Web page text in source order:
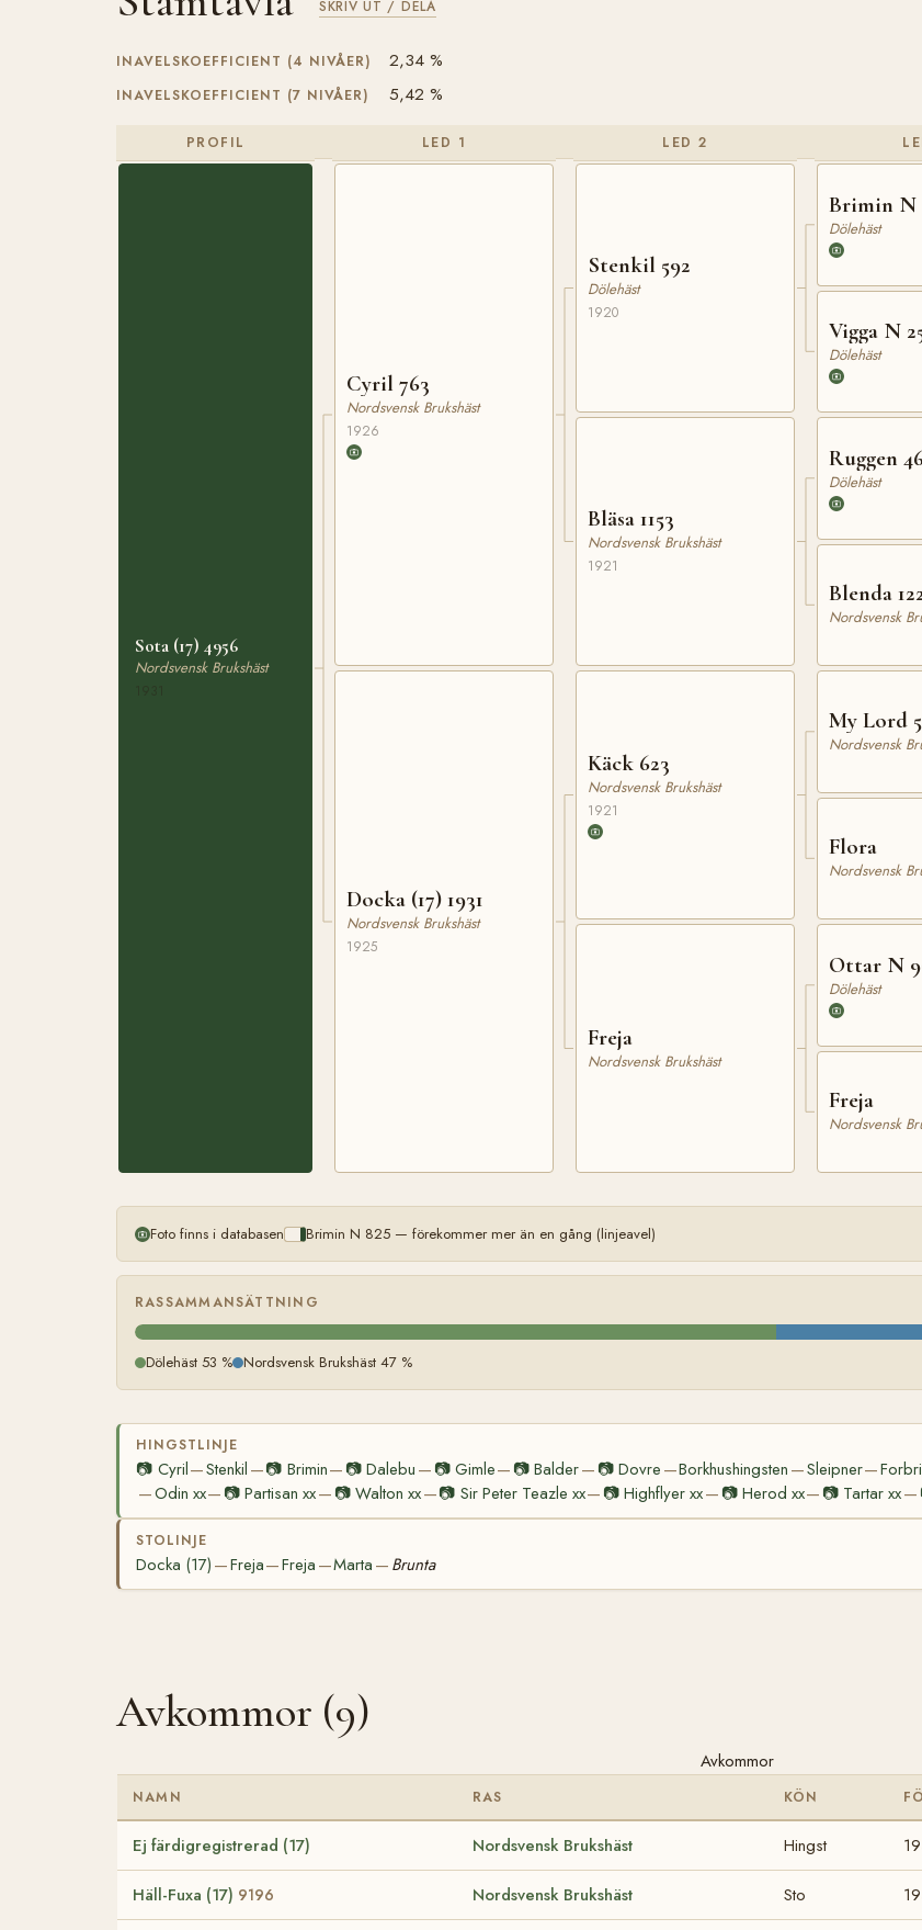
SKRIV UT / DELA
INAVELSKOEFFICIENT (4 NIVÅER) 2,34 %
INAVELSKOEFFICIENT (7 NIVÅER) 5,42 %
PROFIL
Sota (17) 4956
Nordsvensk Brukshäst
LED 1
Cyril 763
Nordsvensk Brukshäst
1926
Docka (17) 1931
Nordsvensk Brukshäst
1925
LED 2
Stenkil 592
Dölehäst
1920
Bläsa 1153
Nordsvensk Brukshäst
1921
Käck 623
Nordsvensk Brukshäst
1921
Freja
Nordsvensk Brukshäst
Brimin N
Dölehäst
Vigga N
Dölehäst
Ruggen
Dölehäst
Blenda
Nordsvensk
My Lord
Nordsvensk
Flora
Nordsvensk
Ottar N
Dölehäst
Freja
Nordsvensk
Foto finns i databasen Brimin N 825 — förekommer mer än en gång (linjeavel)
RASSAMMANSÄTTNING
Dölehäst 53 % Nordsvensk Brukshäst 47 %
HINGSTLINJE
📷 Cyril—Stenkil —📷 Brimin— 📷Dalebu — 📷 Gimle— 📷 Balder— 📷Dovre —Borkhushingsten —Sleipner—
—Odin xx— 📷Partisan xx— 📷Walton xx—📷 Sir Peter Teazle xx— 📷Highflyer xx— 📷 Herod xx— 📷 Tartar xx—
STOLINJE
Docka (17) —Freja—Freja —Marta — Brunta
Avkommor (9)
Avkommor
NAMN RAS KÖN
Ej färdigregistrerad (17) Nordsvensk Brukshäst Hingst
Häll-Fuxa (17) 9196 Nordsvensk Brukshäst Sto